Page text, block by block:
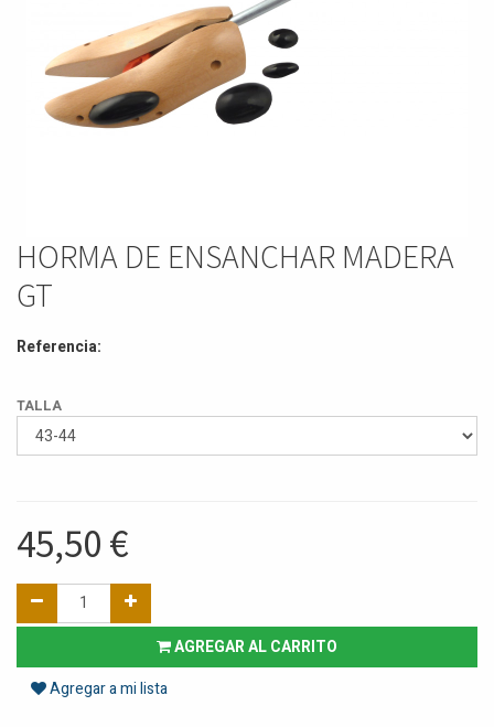
HORMA DE ENSANCHAR MADERA
GT
Referencia:
TALLA
45,50 €
AGREGAR AL CARRITO
Agregar a mi lista